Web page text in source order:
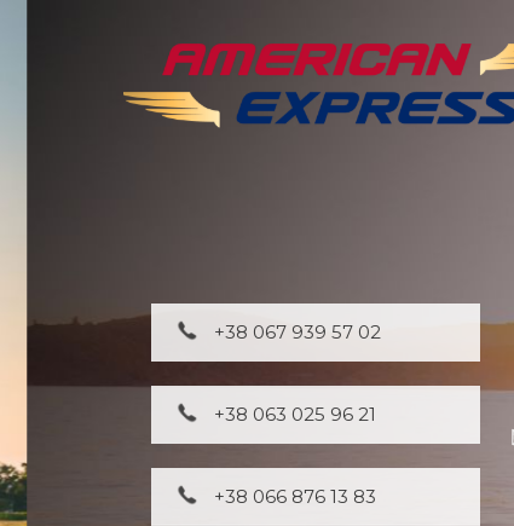
+38 067 939 57 02
+38 063 025 96 21
+38 066 876 13 83